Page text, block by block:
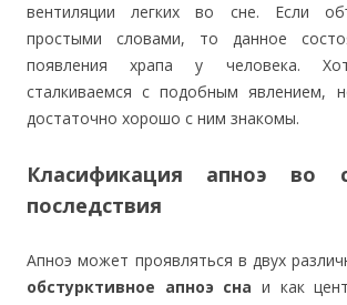
вентиляции легких во сне. Если
простыми словами, то данное
появления храпа у человека.
сталкиваемся с подобным явлением,
достаточно хорошо с ним знакомы.
Класификация апноэ во
последствия
Апноэ может проявляться в двух
обстурктивное апноэ сна и как